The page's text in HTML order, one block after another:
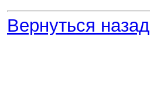
Вернуться назад